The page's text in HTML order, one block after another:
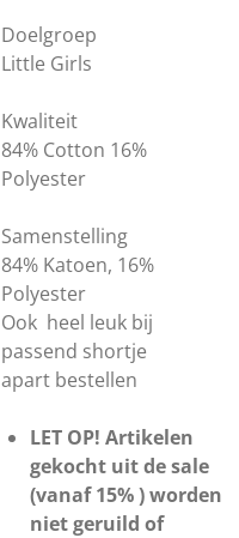
Doelgroep
Little Girls
Kwaliteit
84% Cotton 16%
Polyester
Samenstelling
84% Katoen, 16%
Polyester
Ook heel leuk bij
passend shortje
apart bestellen
LET OP! Artikelen
gekocht uit de sale
(vanaf 15% ) worden
niet geruild of